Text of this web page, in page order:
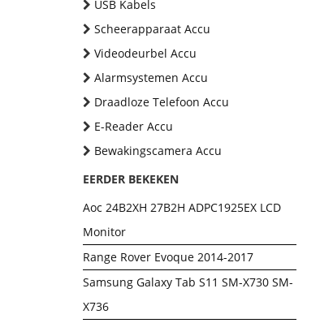
USB Kabels
Scheerapparaat Accu
Videodeurbel Accu
Alarmsystemen Accu
Draadloze Telefoon Accu
E-Reader Accu
Bewakingscamera Accu
EERDER BEKEKEN
Aoc 24B2XH 27B2H ADPC1925EX LCD
Monitor
Range Rover Evoque 2014-2017
Samsung Galaxy Tab S11 SM-X730 SM-
X736